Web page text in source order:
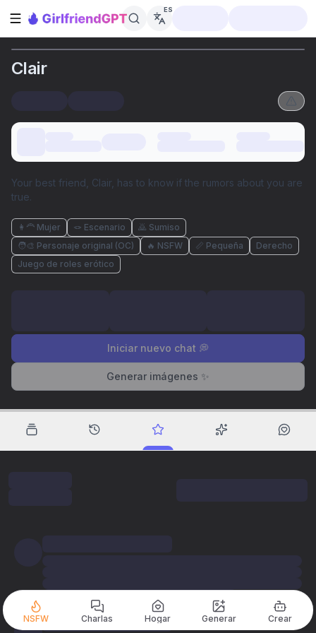
Abrir barra lateral
ES
Clair
Your best friend, Clair, has to know if the rumors about you are
true.
👩‍🦰 Mujer 🪢 Escenario
🙇 Sumiso
🧑‍🎨 Personaje original (OC)
🔥 NSFW 📏 Pequeña
Derecho
Juego de roles erótico
Iniciar nuevo chat 💭
Generar imágenes ✨
NSFW Charlas Hogar Generar Crear